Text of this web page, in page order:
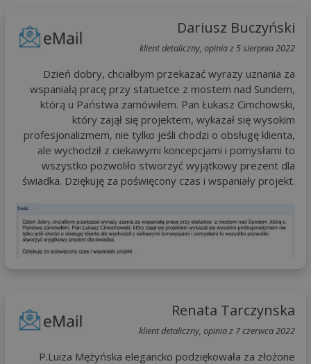
Dariusz Buczyński
klient detaliczny, opinia z 5 sierpnia 2022
Dzień dobry, chciałbym przekazać wyrazy uznania za
wspaniałą pracę przy statuetce z mostem nad Sundem,
którą u Państwa zamówiłem. Pan Łukasz Cimchowski,
który zajął się projektem, wykazał się wysokim
profesjonalizmem, nie tylko jeśli chodzi o obsługę klienta,
ale wychodził z ciekawymi koncepcjami i pomysłami to
wszystko pozwoliło stworzyć wyjątkowy prezent dla
świadka. Dziękuję za poświęcony czas i wspaniały projekt.
Renata Tarczynska
klient detaliczny, opinia z 7 czerwca 2022
P.Luiza Mężyńska elegancko podziękowała za złożone